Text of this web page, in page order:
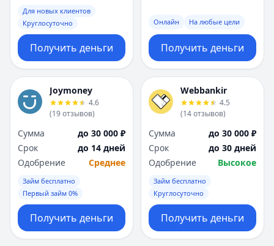
Для новых клиентов
Круглосуточно
Получить деньги
Онлайн На любые цели
Получить деньги
Joymoney
4.6
(19отзывов)
Сумма
до 30 000 ₽
Срок
до 14 дней
Одобрение
Среднее
Займ бесплатно
Первый займ 0%
Получить деньги
Webbankir
4.5
(14отзывов)
Сумма
до 30 000 ₽
Срок
до 30 дней
Одобрение
Высокое
Займ бесплатно
Круглосуточно
Получить деньги